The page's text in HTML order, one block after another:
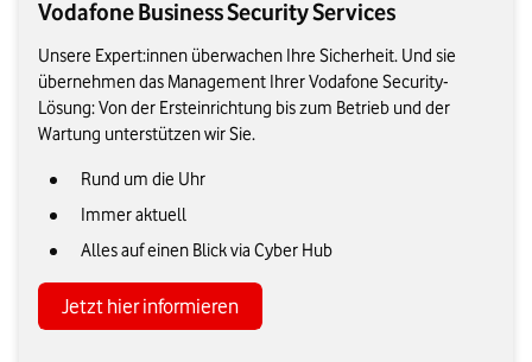
Vodafone Business Security Services
Unsere Expert:innen überwachen Ihre Sicherheit. Und sie
übernehmen das Management Ihrer Vodafone Security-
Lösung: Von der Ersteinrichtung bis zum Betrieb und der
Wartung unterstützen wir Sie.
Rund um die Uhr
Immer aktuell
Alles auf einen Blick via Cyber Hub
Jetzt hier informieren